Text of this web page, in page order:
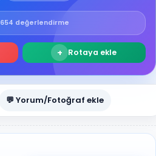
654 değerlendirme
+ Rotaya ekle
💬 Yorum/Fotoğraf ekle